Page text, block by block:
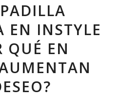
EN INSTYLE
QUÉ EN